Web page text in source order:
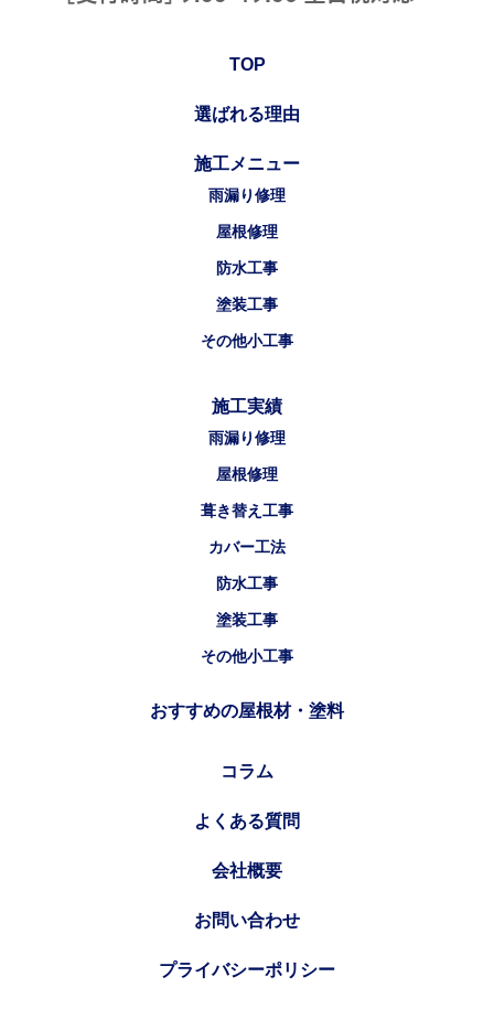
TOP
選ばれる理由
施工メニュー
雨漏り修理
屋根修理
防水工事
塗装工事
その他小工事
施工実績
雨漏り修理
屋根修理
葺き替え工事
カバー工法
防水工事
塗装工事
その他小工事
おすすめの屋根材・塗料
コラム
よくある質問
会社概要
お問い合わせ
プライバシーポリシー